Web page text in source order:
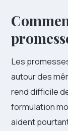
Les
autour des
rend difficile
formulation
aident